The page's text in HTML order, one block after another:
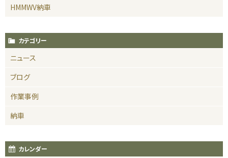
HMMWV納車
カテゴリー
ニュース
ブログ
作業事例
納車
カレンダー